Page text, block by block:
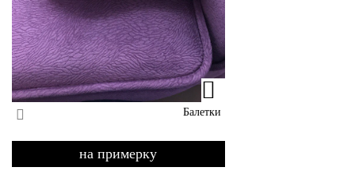
Балетки
на примерку